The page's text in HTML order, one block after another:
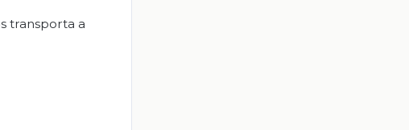
transporta a